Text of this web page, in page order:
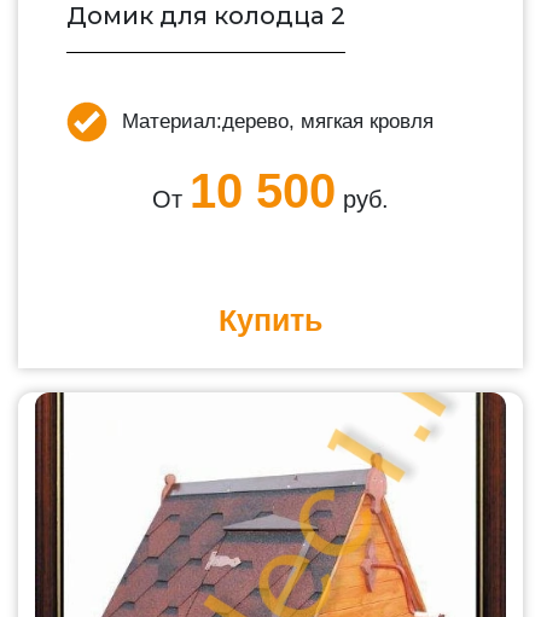
Домик для колодца 2
Материал:дерево, мягкая кровля
От 10 500 руб.
Купить